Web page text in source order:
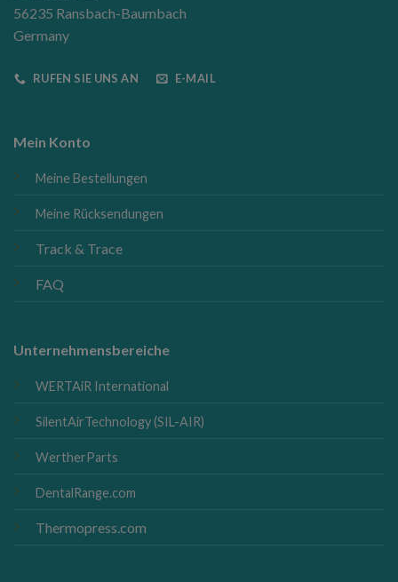
56235 Ransbach-Baumbach
Germany
RUFEN SIE UNS AN E-MAIL
Mein Konto
Meine Bestellungen
Meine Rücksendungen
Track & Trace
FAQ
Unternehmensbereiche
WERTAiR International
SilentAirTechnology (SIL-AIR)
WertherParts
DentalRange.com
Thermopress.com